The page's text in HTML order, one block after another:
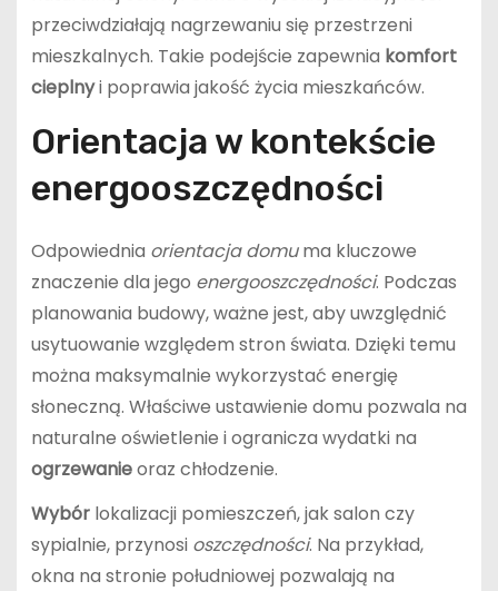
przeciwdziałają nagrzewaniu się przestrzeni
mieszkalnych. Takie podejście zapewnia komfort
cieplnyi poprawia jakość życia mieszkańców.
Orientacja w kontekście
energooszczędności
Odpowiednia orientacja domuma kluczowe
znaczenie dla jego energooszczędności. Podczas
planowania budowy, ważne jest, aby uwzględnić
usytuowanie względem stron świata. Dzięki temu
można maksymalnie wykorzystać energię
słoneczną. Właściwe ustawienie domu pozwala na
naturalne oświetlenie i ogranicza wydatki na
ogrzewanieoraz chłodzenie.
Wybórlokalizacji pomieszczeń, jak salon czy
sypialnie, przynosi oszczędności. Na przykład,
okna na stronie południowej pozwalają na